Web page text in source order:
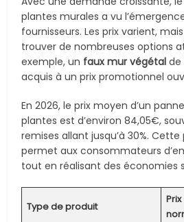
plantes murales a vu
fournisseurs. Les prix varient,
trouver de nombreuses options
exemple, un faux mur végétal de
acquis à un prix promotionnel
En 2026, le prix moyen d’un
plantes est d’environ 84,05€,
remises allant jusqu’à 30%.
permet aux consommateurs
tout en réalisant des économies
Type de produit
Prix